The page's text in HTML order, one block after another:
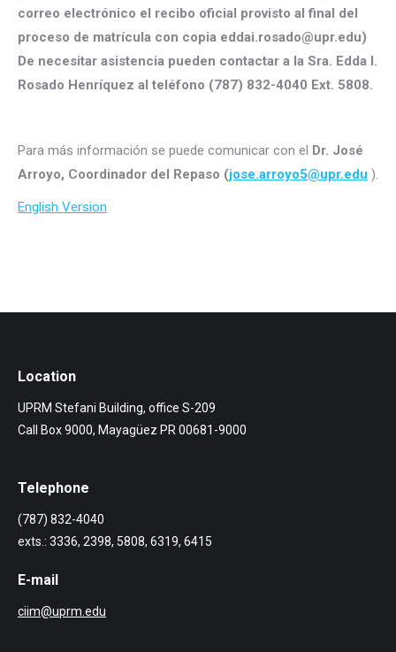
correo electrónico el recibo oficial provisto al final del
proceso de matrícula con copia eddai.rosado@upr.edu)
De necesitar asistencia pueden contactar a la Sra. Edda I.
Rosado Henríquez al teléfono (787) 832-4040 Ext. 5808.
Para más información se puede comunicar con el Dr. José
Arroyo, Coordinador del Repaso (jose.arroyo5@upr.edu ).
English Version
Location
UPRM Stefani Building, office S-209
Call Box 9000, Mayagüez PR 00681-9000
Telephone
(787) 832-4040
exts.: 3336, 2398, 5808, 6319, 6415
E-mail
ciim@uprm.edu